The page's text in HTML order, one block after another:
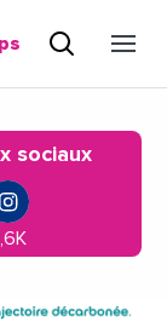
sociaux